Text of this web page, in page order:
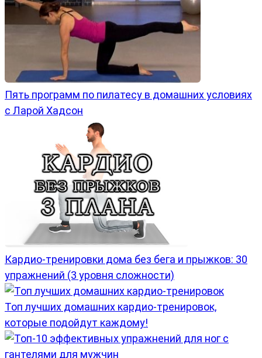
Пять программ по пилатесу в домашних условиях
с Ларой Хадсон
Кардио-тренировки дома без бега и прыжков: 30
упражнений (3 уровня сложности)
Топ лучших домашних кардио-тренировок,
которые подойдут каждому!